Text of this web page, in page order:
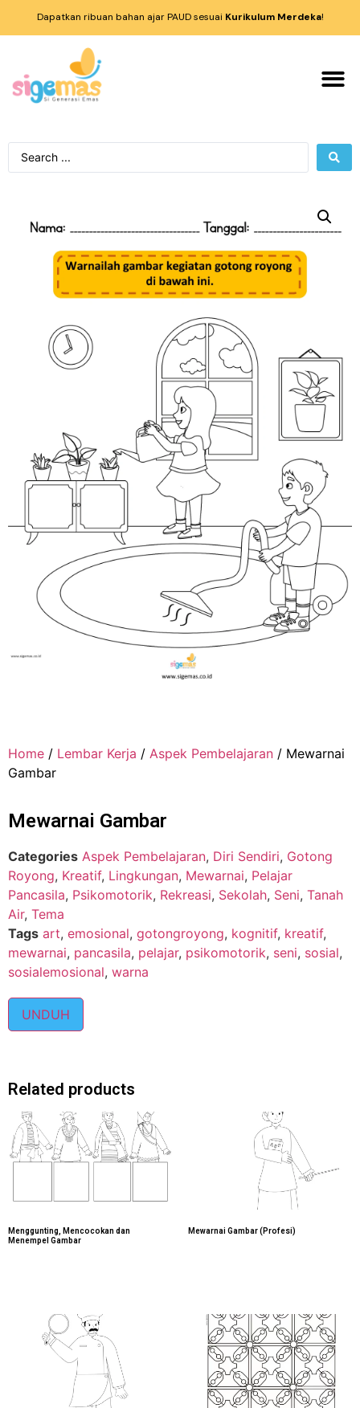
Dapatkan ribuan bahan ajar PAUD sesuai Kurikulum Merdeka!
Home / Lembar Kerja / Aspek Pembelajaran / Mewarnai
Gambar
Mewarnai Gambar
Categories Aspek Pembelajaran, Diri Sendiri, Gotong
Royong, Kreatif, Lingkungan, Mewarnai, Pelajar
Pancasila, Psikomotorik, Rekreasi, Sekolah, Seni, Tanah
Air, Tema
Tags art, emosional, gotongroyong, kognitif, kreatif,
mewarnai, pancasila, pelajar, psikomotorik, seni, sosial,
sosialemosional, warna
UNDUH
Related products
Menggunting, Mencocokan dan
Menempel Gambar
Mewarnai Gambar (Profesi)